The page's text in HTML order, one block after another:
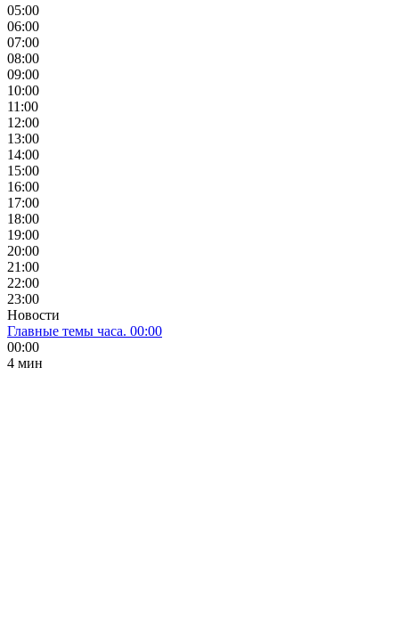
05:00
06:00
07:00
08:00
09:00
10:00
11:00
12:00
13:00
14:00
15:00
16:00
17:00
18:00
19:00
20:00
21:00
22:00
23:00
Новости
Главные темы часа. 00:00
00:00
4 мин